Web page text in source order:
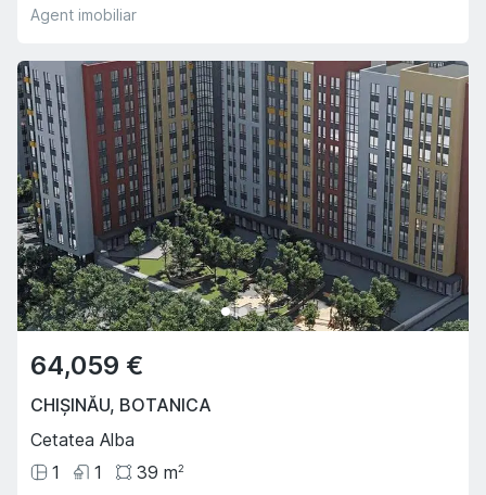
Agent imobiliar
64,059 €
CHIȘINĂU, BOTANICA
Cetatea Alba
1
1 39 m2